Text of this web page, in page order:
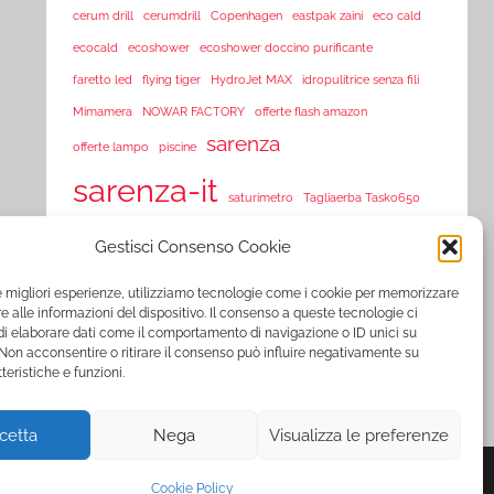
Gestisci Consenso Cookie
migliori esperienze, utilizziamo tecnologie come i cookie per memorizzare
alle informazioni del dispositivo. Il consenso a queste tecnologie ci
elaborare dati come il comportamento di navigazione o ID unici su
acconsentire o ritirare il consenso può influire negativamente su
e funzioni.
Nega Visualizza le preferenze
Cookie Policy
cerum drill cerumdrill Copenhagen eastpak zaini eco cald
ecocald ecoshower ecoshower doccino purificante
faretto led flying tiger HydroJet MAX idropulitrice senza fili
Mimamera NOWAR FACTORY offerte flash amazon
offerte lampo piscine sarenza
sarenza-it saturimetro Tagliaerba Tasko650
www.sarenza.it www.vente-privee.com
www.vente-privee.it xl-s medical YNOT zooplus ZSonic